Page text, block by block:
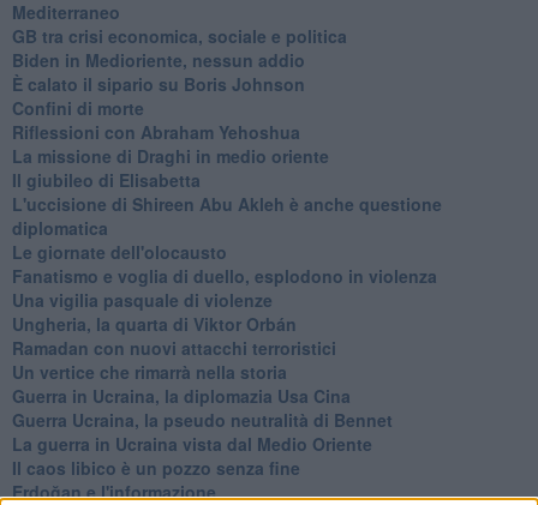
Mediterraneo
GB tra crisi economica, sociale e politica
Biden in Medioriente, nessun addio
È calato il sipario su Boris Johnson
Confini di morte
Riflessioni con Abraham Yehoshua
La missione di Draghi in medio oriente
Il giubileo di Elisabetta
L'uccisione di Shireen Abu Akleh è anche questione
diplomatica
Le giornate dell'olocausto
Fanatismo e voglia di duello, esplodono in violenza
Una vigilia pasquale di violenze
Ungheria, la quarta di Viktor Orbán
Ramadan con nuovi attacchi terroristici
Un vertice che rimarrà nella storia
Guerra in Ucraina, la diplomazia Usa Cina
Guerra Ucraina, la pseudo neutralità di Bennet
La guerra in Ucraina vista dal Medio Oriente
​Il caos libico è un pozzo senza fine
Erdoğan e l'informazione